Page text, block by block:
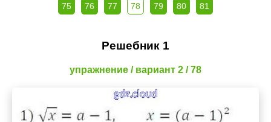
75 76 77 78 79 80 81
Решебник 1
упражнение / вариант 2 / 78